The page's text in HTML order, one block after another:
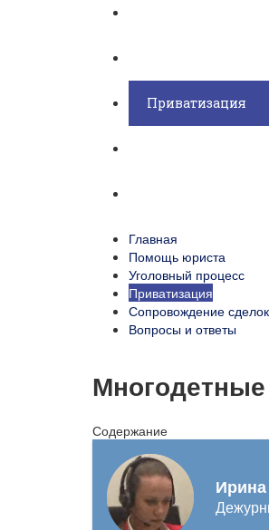
Приватизация
Главная
Помощь юриста
Уголовный процесс
Приватизация
Сопровождение сделок
Вопросы и ответы
Содержание